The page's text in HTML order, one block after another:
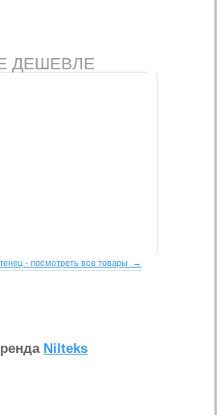
ДЕШЕВЛЕ
- посмотреть все товары →
Nilteks